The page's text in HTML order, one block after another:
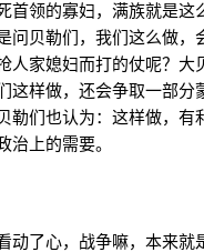
首领的寡妇，满族就是这
问贝勒们，我们这么做，
人家媳妇而打的仗呢？大
这样做，还会争取一部分
勒们也认为：这样做，有
治上的需要。
了心，战争嘛，本来就是